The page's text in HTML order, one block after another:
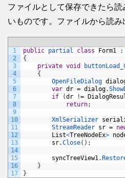
ファイルとして保存できたら
いものです。ファイルから読み
1
2
3
4
5
6
7
8
9
10
11
12
13
14
15
16
17
public partial class Form1 :
{
private void
{
OpenFileDialog
var dr = dialog.
if
(dr !=
return;
XmlSerializer
StreamReader sr =
List<TreeNodeEx>
sr.Close( ) ;
syncTreeView1.
}
}